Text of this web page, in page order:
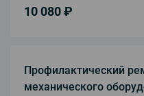
10 080 ₽
Профилактический
механического